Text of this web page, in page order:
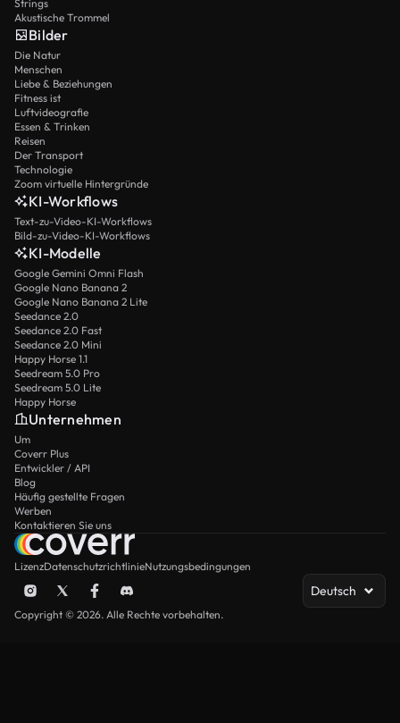
Strings
Akustische Trommel
Bilder
Die Natur
Menschen
Liebe & Beziehungen
Fitness ist
Luftvideografie
Essen & Trinken
Reisen
Der Transport
Technologie
Zoom virtuelle Hintergründe
KI-Workflows
Text-zu-Video-KI-Workflows
Bild-zu-Video-KI-Workflows
KI-Modelle
Google Gemini Omni Flash
Google Nano Banana 2
Google Nano Banana 2 Lite
Seedance 2.0
Seedance 2.0 Fast
Seedance 2.0 Mini
Happy Horse 1.1
Seedream 5.0 Pro
Seedream 5.0 Lite
Happy Horse
Unternehmen
Um
Coverr Plus
Entwickler / API
Blog
Häufig gestellte Fragen
Werben
Kontaktieren Sie uns
LizenzDatenschutzrichtlinieNutzungsbedingungen
Deutsch
Copyright © 2026. Alle Rechte vorbehalten.